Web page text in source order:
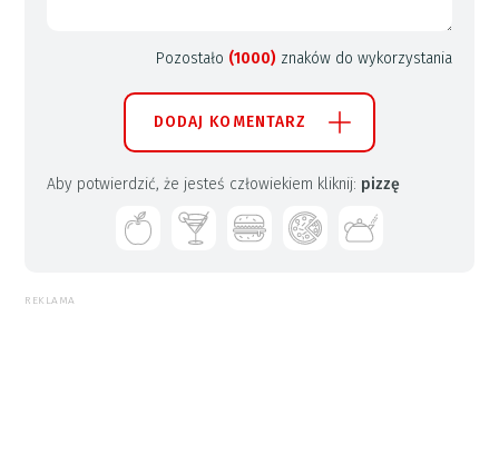
Pozostało (1000) znaków do wykorzystania
DODAJ KOMENTARZ
Aby potwierdzić, że jesteś człowiekiem kliknij: pizzę
REKLAMA